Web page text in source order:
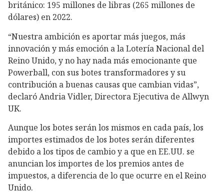
británico: 195 millones de libras (265 millones de
dólares) en 2022.
“Nuestra ambición es aportar más juegos, más
innovación y más emoción a la Lotería Nacional del
Reino Unido, y no hay nada más emocionante que
Powerball, con sus botes transformadores y su
contribución a buenas causas que cambian vidas”,
declaró Andria Vidler, Directora Ejecutiva de Allwyn
UK.
Aunque los botes serán los mismos en cada país, los
importes estimados de los botes serán diferentes
debido a los tipos de cambio y a que en EE.UU. se
anuncian los importes de los premios antes de
impuestos, a diferencia de lo que ocurre en el Reino
Unido.